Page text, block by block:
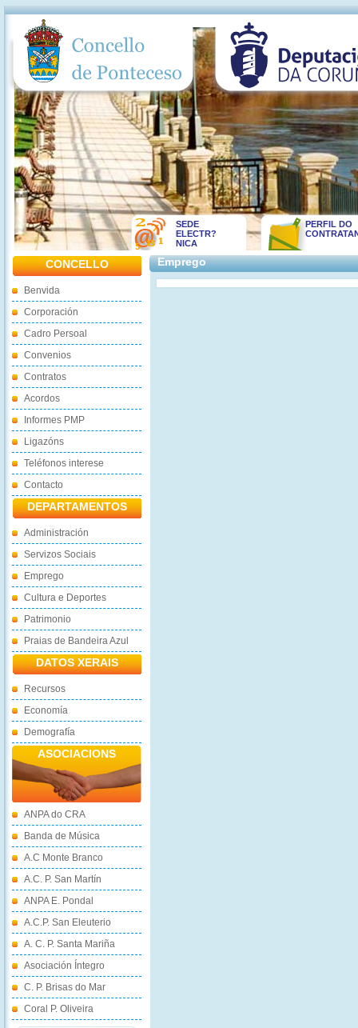
SEDE
ELECTR?
NICA
PERFIL DO
CONCELLO
Benvida
Corporación
Cadro Persoal
Convenios
Contratos
Acordos
Informes PMP
Ligazóns
Teléfonos interese
Contacto
DEPARTAMENTOS
Administración
Servizos Sociais
Emprego
Cultura e Deportes
Patrimonio
Praias de Bandeira Azul
DATOS XERAIS
Recursos
Economía
Demografía
ASOCIACIONS
ANPA do CRA
Banda de Música
A.C Monte Branco
A.C. P. San Martín
ANPA E. Pondal
A.C.P. San Eleuterio
A. C. P. Santa Mariña
Asociación Íntegro
C. P. Brisas do Mar
Coral P. Oliveira
Emprego